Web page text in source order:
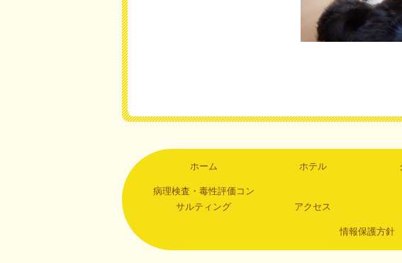
ホーム ホテル
病理検査・毒性評価コン
サルティング
アクセス
情報保護方針